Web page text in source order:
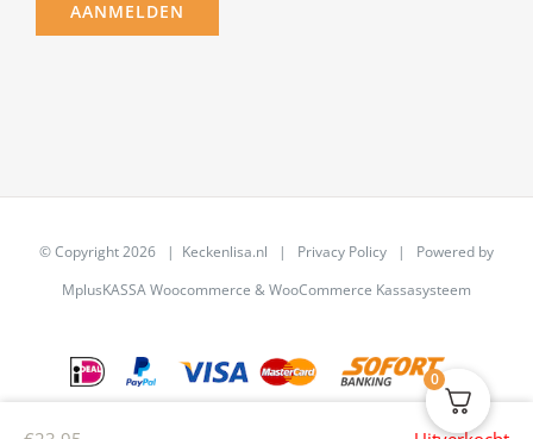
© Copyright2026 | Keckenlisa.nl | Privacy Policy | Powered by
MplusKASSA Woocommerce &WooCommerce Kassasysteem
0